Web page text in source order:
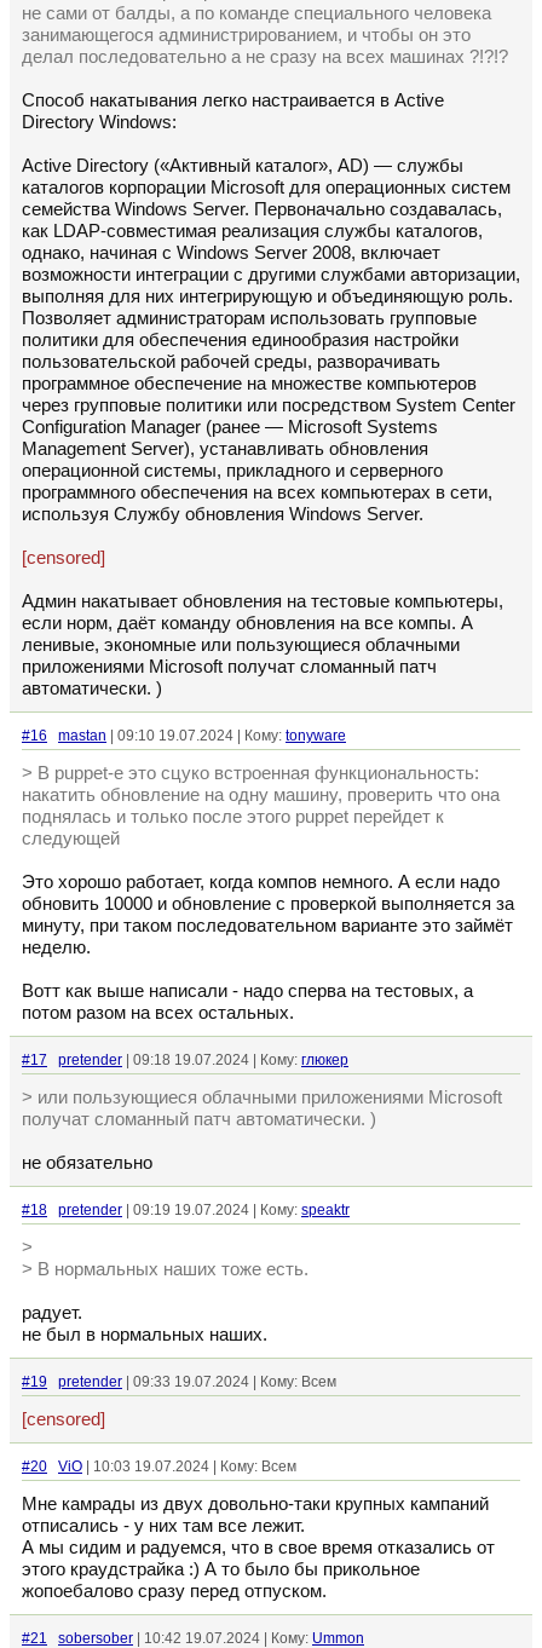
не сами от балды, а по команде специального человека
занимающегося администрированием, и чтобы он это
делал последовательно а не сразу на всех машинах ?!?!?
Способ накатывания легко настраивается в Active
Directory Windows:
Active Directory («Активный каталог», AD) — службы
каталогов корпорации Microsoft для операционных систем
семейства Windows Server. Первоначально создавалась,
как LDAP-совместимая реализация службы каталогов,
однако, начиная с Windows Server 2008, включает
возможности интеграции с другими службами авторизации,
выполняя для них интегрирующую и объединяющую роль.
Позволяет администраторам использовать групповые
политики для обеспечения единообразия настройки
пользовательской рабочей среды, разворачивать
программное обеспечение на множестве компьютеров
через групповые политики или посредством System Center
Configuration Manager (ранее — Microsoft Systems
Management Server), устанавливать обновления
операционной системы, прикладного и серверного
программного обеспечения на всех компьютерах в сети,
используя Службу обновления Windows Server.
[censored]
Админ накатывает обновления на тестовые компьютеры,
если норм, даёт команду обновления на все компы. А
ленивые, экономные или пользующиеся облачными
приложениями Microsoft получат сломанный патч
автоматически. )
#16 mastan | 09:10 19.07.2024 | Кому: tonyware
> В puppet-е это сцуко встроенная функциональность:
накатить обновление на одну машину, проверить что она
поднялась и только после этого puppet перейдет к
следующей
Это хорошо работает, когда компов немного. А если надо
обновить 10000 и обновление с проверкой выполняется за
минуту, при таком последовательном варианте это займёт
неделю.
Вотт как выше написали - надо сперва на тестовых, а
потом разом на всех остальных.
#17 pretender | 09:18 19.07.2024 | Кому: глюкер
> или пользующиеся облачными приложениями Microsoft
получат сломанный патч автоматически. )
не обязательно
#18 pretender | 09:19 19.07.2024 | Кому: speaktr
>
> В нормальных наших тоже есть.
радует.
не был в нормальных наших.
#19 pretender | 09:33 19.07.2024 | Кому: Всем
[censored]
#20 ViO | 10:03 19.07.2024 | Кому: Всем
Мне камрады из двух довольно-таки крупных кампаний
отписались - у них там все лежит.
А мы сидим и радуемся, что в свое время отказались от
этого краудстрайка :) А то было бы прикольное
жопоебалово сразу перед отпуском.
#21 sobersober | 10:42 19.07.2024 | Кому: Ummon